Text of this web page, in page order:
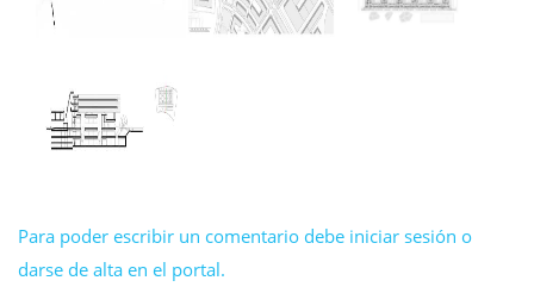
Para poder escribir un comentario debe iniciar sesión o
darse de alta en el portal.